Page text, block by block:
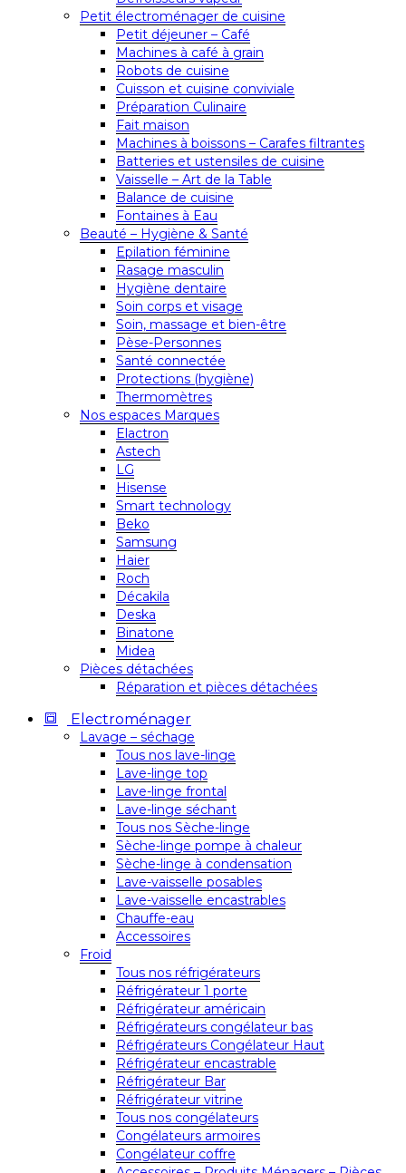
Petit électroménager de cuisine
Petit déjeuner – Café
Machines à café à grain
Robots de cuisine
Cuisson et cuisine conviviale
Préparation Culinaire
Fait maison
Machines à boissons – Carafes filtrantes
Batteries et ustensiles de cuisine
Vaisselle – Art de la Table
Balance de cuisine
Fontaines à Eau
Beauté – Hygiène & Santé
Epilation féminine
Rasage masculin
Hygiène dentaire
Soin corps et visage
Soin, massage et bien-être
Pèse-Personnes
Santé connectée
Protections (hygiène)
Thermomètres
Nos espaces Marques
Elactron
Astech
LG
Hisense
Smart technology
Beko
Samsung
Haier
Roch
Décakila
Deska
Binatone
Midea
Pièces détachées
Réparation et pièces détachées
Electroménager
Lavage – séchage
Tous nos lave-linge
Lave-linge top
Lave-linge frontal
Lave-linge séchant
Tous nos Sèche-linge
Sèche-linge pompe à chaleur
Sèche-linge à condensation
Lave-vaisselle posables
Lave-vaisselle encastrables
Chauffe-eau
Accessoires
Froid
Tous nos réfrigérateurs
Réfrigérateur 1 porte
Réfrigérateur américain
Réfrigérateurs congélateur bas
Réfrigérateurs Congélateur Haut
Réfrigérateur encastrable
Réfrigérateur Bar
Réfrigérateur vitrine
Tous nos congélateurs
Congélateurs armoires
Congélateur coffre